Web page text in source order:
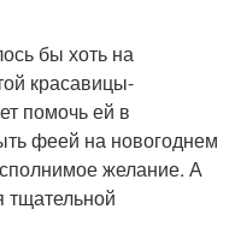
бы хоть на
красавицы-
помочь ей в
феей на новогоднем
желание. А
тщательной